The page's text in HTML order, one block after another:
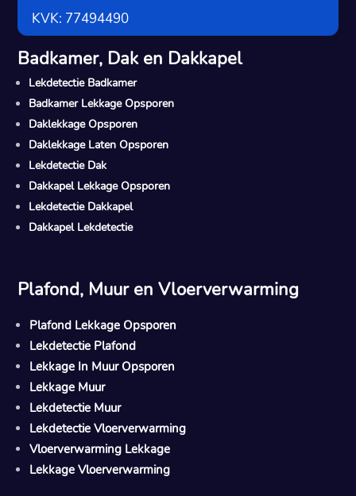
KVK: 77494490
Badkamer, Dak en Dakkapel
Lekdetectie Badkamer
Badkamer Lekkage Opsporen
Daklekkage Opsporen
Daklekkage Laten Opsporen
Lekdetectie Dak
Dakkapel Lekkage Opsporen
Lekdetectie Dakkapel
Dakkapel Lekdetectie
Plafond, Muur en Vloerverwarming
Plafond Lekkage Opsporen
Lekdetectie Plafond
Lekkage In Muur Opsporen
Lekkage Muur
Lekdetectie Muur
Lekdetectie Vloerverwarming
Vloerverwarming Lekkage
Lekkage Vloerverwarming